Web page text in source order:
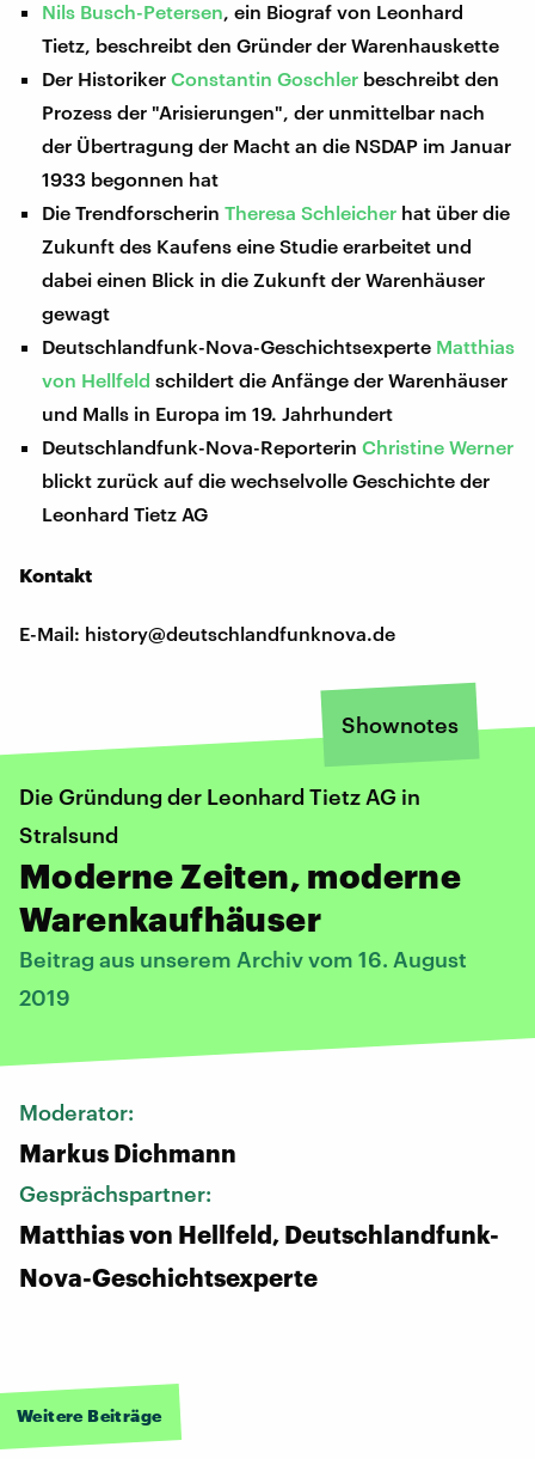
Nils Busch-Petersen , ein Biograf von Leonhard
Tietz, beschreibt den Gründer der Warenhauskette
Der HistorikerConstantin Goschler beschreibt den
Prozess der "Arisierungen", der unmittelbar nach
der Übertragung der Macht an die NSDAP im Januar
1933 begonnen hat
Die TrendforscherinTheresa Schleicher hat über die
Zukunft des Kaufens eine Studie erarbeitet und
dabei einen Blick in die Zukunft der Warenhäuser
gewagt
Deutschlandfunk-Nova-Geschichtsexperte Matthias
von Hellfeld schildert die Anfänge der Warenhäuser
und Malls in Europa im 19. Jahrhundert
Deutschlandfunk-Nova-ReporterinChristine Werner
blickt zurück auf die wechselvolle Geschichte der
Leonhard Tietz AG
Kontakt
E-Mail: history@deutschlandfunknova.de
Shownotes
Die Gründung der Leonhard Tietz AG in
Stralsund
Moderne Zeiten, moderne
Warenkaufhäuser
Beitrag aus unserem Archiv vom 16. August
2019
Moderator:
Markus Dichmann
Gesprächspartner:
Matthias von Hellfeld, Deutschlandfunk-
Nova-Geschichtsexperte
Weitere Beiträge